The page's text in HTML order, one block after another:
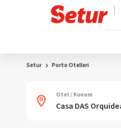
Setur Porto Otelleri
Otel / Konum